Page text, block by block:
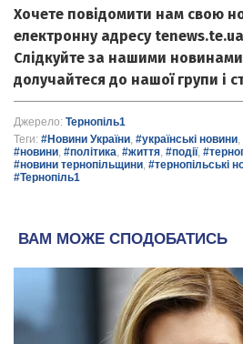
Хочете повідомити нам свою
електронну адресу
Слідкуйте за нашими
долучайтеся до нашої групи і
Джерело: Тернопіль1
Теги: #Новини України, #українські новини,
#новини, #політика, #життя, #події,
#новини тернопільщини, #тернопільські
#Тернопіль1